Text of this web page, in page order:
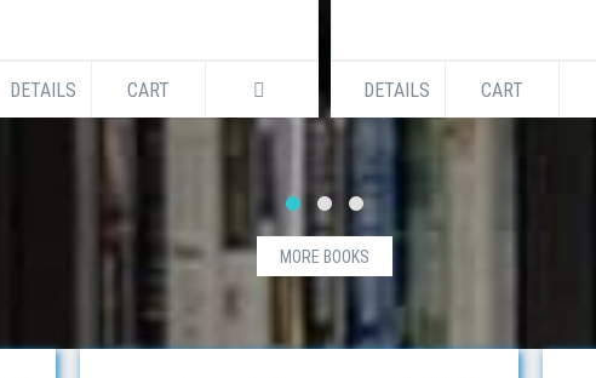
DETAILS CART DETAILS CART
MORE BOOKS